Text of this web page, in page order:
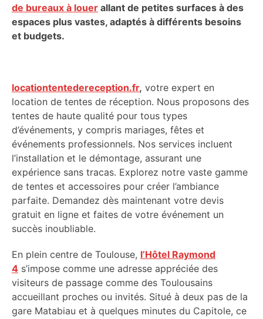
de bureaux à louer allant de petites surfaces à des
espaces plus vastes, adaptés à différents besoins
et budgets.
locationtentedereception.fr, votre expert en
location de tentes de réception. Nous proposons des
tentes de haute qualité pour tous types
d’événements, y compris mariages, fêtes et
événements professionnels. Nos services incluent
l’installation et le démontage, assurant une
expérience sans tracas. Explorez notre vaste gamme
de tentes et accessoires pour créer l’ambiance
parfaite. Demandez dès maintenant votre devis
gratuit en ligne et faites de votre événement un
succès inoubliable.
En plein centre de Toulouse, l’Hôtel Raymond
4 s’impose comme une adresse appréciée des
visiteurs de passage comme des Toulousains
accueillant proches ou invités. Situé à deux pas de la
gare Matabiau et à quelques minutes du Capitole, ce